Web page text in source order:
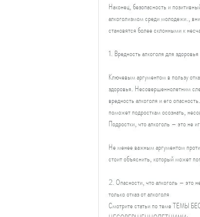
Наконец, безопасность и
алкоголизмом среди молодежи.,
становятся более склонными к
1. Вредность алкоголя для здоровья
Ключевым аргументом в пользу
здоровья. Несовершеннолетним
вредность алкоголя и его
поможет подросткам осознать,
Подростки, что алкоголь – это не
Не менее важным аргументом
стоит объяснить, который может
2. Опасности, что алкоголь – это
только отказ от алкоголя
Смотрите статьи по теме